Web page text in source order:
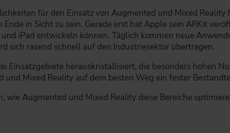
für den Einsatz von Augmented und Mixed
in Sicht zu sein. Gerade erst hat Apple sein ARKit
iPad entwickeln können. Täglich kommen neue
sich rasend schnell auf den Industriesektor übertragen.
Einsatzgebiete herauskristallisiert, die besonders hohen
und Mixed Reality auf dem besten Weg ein fester
wie Augmented und Mixed Reality diese Bereiche